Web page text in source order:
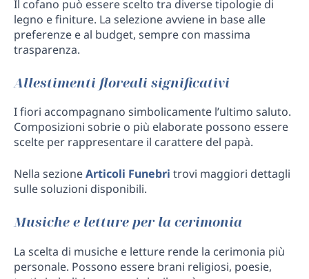
Il cofano può essere scelto tra diverse tipologie di
legno e finiture. La selezione avviene in base alle
preferenze e al budget, sempre con massima
trasparenza.
Allestimenti floreali significativi
I fiori accompagnano simbolicamente l’ultimo saluto.
Composizioni sobrie o più elaborate possono essere
scelte per rappresentare il carattere del papà.
Nella sezioneArticoli Funebri trovi maggiori dettagli
sulle soluzioni disponibili.
Musiche e letture per la cerimonia
La scelta di musiche e letture rende la cerimonia più
personale. Possono essere brani religiosi, poesie,